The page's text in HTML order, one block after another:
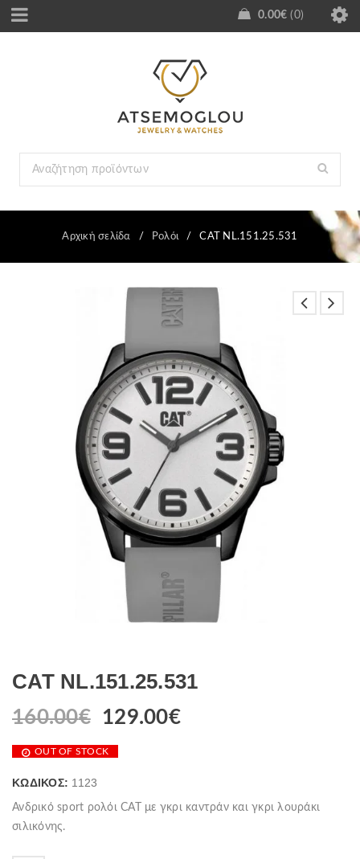
0.00€ 0
Αρχική σελίδα / Ρολόι / CAT NL.151.25.531
CAT NL.151.25.531
160.00€ 129.00€
OUT OF STOCK
ΚΩΔΙΚΌΣ: 1123
Ανδρικό sport ρολόι CAT με γκρι καντράν και γκρι λουράκι
σιλικόνης.